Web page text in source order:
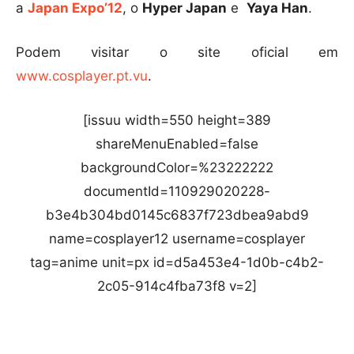
a Japan Expo’12, o Hyper Japan e Yaya Han.
Podem visitar o site oficial em
www.cosplayer.pt.vu.
[issuu width=550 height=389
shareMenuEnabled=false
backgroundColor=%23222222
documentId=110929020228-
b3e4b304bd0145c6837f723dbea9abd9
name=cosplayer12 username=cosplayer
tag=anime unit=px id=d5a453e4-1d0b-c4b2-
2c05-914c4fba73f8 v=2]